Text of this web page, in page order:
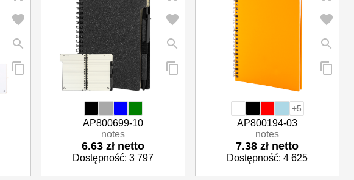
AP800699-10
notes
6.63 zł netto
Dostępność: 3 797
+5
AP800194-03
notes
7.38 zł netto
Dostępność: 4 625